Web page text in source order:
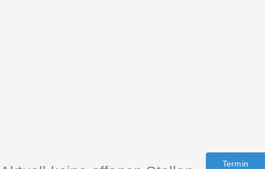
Termin